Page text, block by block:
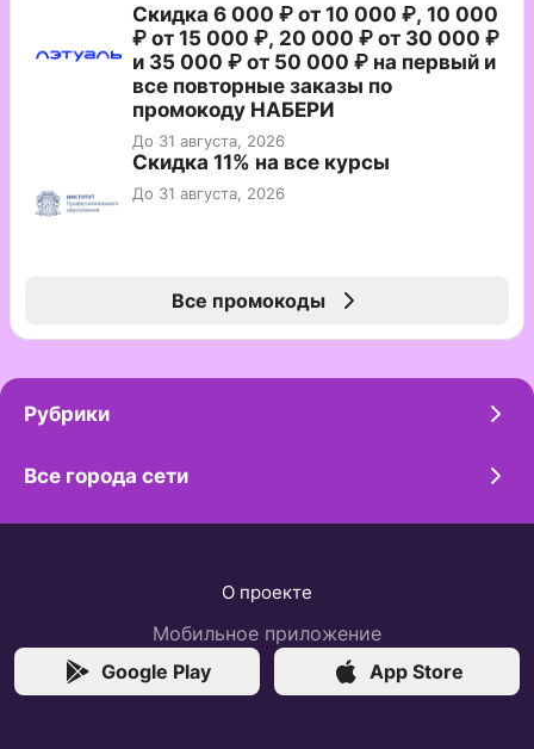
Скидка 6 000 ₽ от 10 000 ₽, 10 000
₽ от 15 000 ₽, 20 000 ₽ от 30 000 ₽
и 35 000 ₽ от 50 000 ₽ на первый и
все повторные заказы по
промокоду НАБЕРИ
До 31 августа, 2026
Скидка 11% на все курсы
До 31 августа, 2026
Все промокоды
Рубрики
Все города сети
О проекте
Мобильное приложение
Google Play
App Store